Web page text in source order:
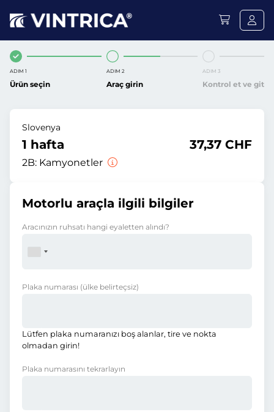
ADIM 1
Ürün seçin
ADIM 2
Araç girin
ADIM 3
Kontrol et ve git
Slovenya
1 hafta
2B: Kamyonetler
37,37 CHF
Motorlu araçla ilgili bilgiler
Aracınızın ruhsatı hangi eyaletten alındı?
Plaka numarası (ülke belirteçsiz)
Lütfen plaka numaranızı boş alanlar, tire ve nokta
olmadan girin!
Plaka numarasını tekrarlayın